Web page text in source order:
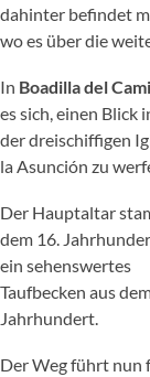
dahinter befindet
wo es über die
In Boadilla del
es sich, einen Blick
der dreischiffigen
la Asunción zu
Der Hauptaltar
dem 16.
ein sehenswertes
Taufbecken aus
Jahrhundert.
Der Weg führt nun